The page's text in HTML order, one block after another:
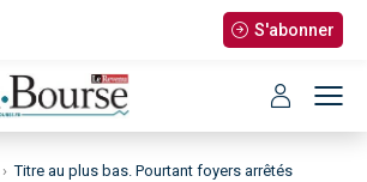
S'abonner
›Titre au plus bas. Pourtant foyers arrêtés